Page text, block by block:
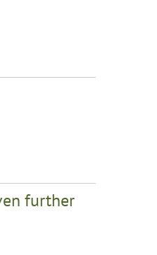
further